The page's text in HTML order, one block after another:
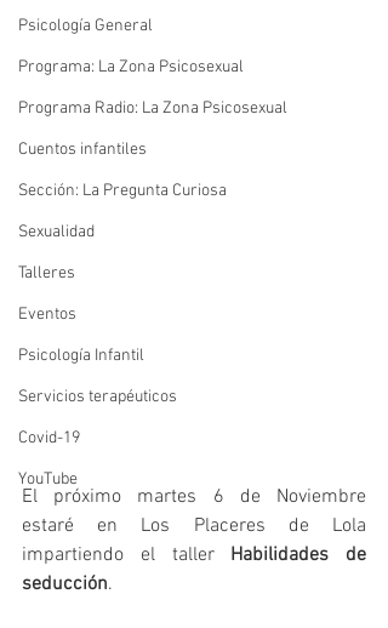
Psicología General
Programa: La Zona Psicosexual
Programa Radio: La Zona Psicosexual
Cuentos infantiles
Sección: La Pregunta Curiosa
Sexualidad
Talleres
Eventos
Psicología Infantil
Servicios terapéuticos
Covid-19
YouTube
El próximo martes 6 de Noviembre
estaré en Los Placeres de Lola
impartiendo el taller Habilidades de
seducción.